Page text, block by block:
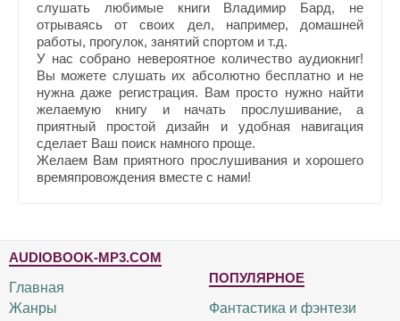
слушать любимые книги Владимир Бард, не
отрываясь от своих дел, например, домашней
работы, прогулок, занятий спортом и т.д.
У нас собрано невероятное количество аудиокниг!
Вы можете слушать их абсолютно бесплатно и не
нужна даже регистрация. Вам просто нужно найти
желаемую книгу и начать прослушивание, а
приятный простой дизайн и удобная навигация
сделает Ваш поиск намного проще.
Желаем Вам приятного прослушивания и хорошего
времяпровождения вместе с нами!
AUDIOBOOK-MP3.COM
Главная
Жанры
ПОПУЛЯРНОЕ
Фантастика и фэнтези